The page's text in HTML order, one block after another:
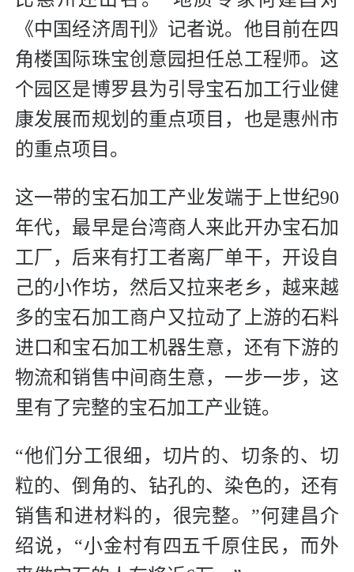
《中国经济周刊》记者说。他目前在四
角楼国际珠宝创意园担任总工程师。这
个园区是博罗县为引导宝石加工行业健
康发展而规划的重点项目，也是惠州市
的重点项目。
这一带的宝石加工产业发端于上世纪90
年代，最早是台湾商人来此开办宝石加
工厂，后来有打工者离厂单干，开设自
己的小作坊，然后又拉来老乡，越来越
多的宝石加工商户又拉动了上游的石料
进口和宝石加工机器生意，还有下游的
物流和销售中间商生意，一步一步，这
里有了完整的宝石加工产业链。
“他们分工很细，切片的、切条的、切
粒的、倒角的、钻孔的、染色的，还有
销售和进材料的，很完整。”何建昌介
绍说，“小金村有四五千原住民，而外